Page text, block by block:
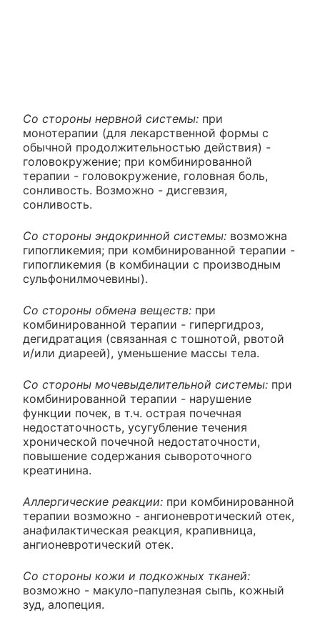
Со стороны нервной системы: при
монотерапии (для лекарственной формы с
обычной продолжительностью действия) -
головокружение; при комбинированной
терапии - головокружение, головная боль,
сонливость. Возможно - дисгевзия,
сонливость.
Со стороны эндокринной системы: возможна
гипогликемия; при комбинированной терапии -
гипогликемия (в комбинации с производным
сульфонилмочевины).
Со стороны обмена веществ: при
комбинированной терапии - гипергидроз,
дегидратация (связанная с тошнотой, рвотой
и/или диареей), уменьшение массы тела.
Со стороны мочевыделительной системы: при
комбинированной терапии - нарушение
функции почек, в т.ч. острая почечная
недостаточность, усугубление течения
хронической почечной недостаточности,
повышение содержания сывороточного
креатинина.
Аллергические реакции: при комбинированной
терапии возможно - ангионевротический отек,
анафилактическая реакция, крапивница,
ангионевротический отек.
Со стороны кожи и подкожных тканей:
возможно - макуло-папулезная сыпь, кожный
зуд, алопеция.